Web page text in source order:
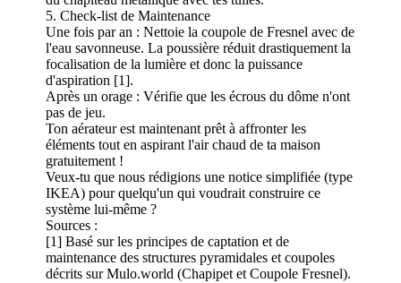
5. Check-list de Maintenance
Une fois par an : Nettoie la coupole de Fresnel avec de
l'eau savonneuse. La poussière réduit drastiquement la
focalisation de la lumière et donc la puissance
d'aspiration [1].
Après un orage : Vérifie que les écrous du dôme n'ont
pas de jeu.
Ton aérateur est maintenant prêt à affronter les
éléments tout en aspirant l'air chaud de ta maison
gratuitement !
Veux-tu que nous rédigions une notice simplifiée (type
IKEA) pour quelqu'un qui voudrait construire ce
système lui-même ?
Sources :
[1] Basé sur les principes de captation et de
maintenance des structures pyramidales et coupoles
décrits sur Mulo.world (Chapipet et Coupole Fresnel).